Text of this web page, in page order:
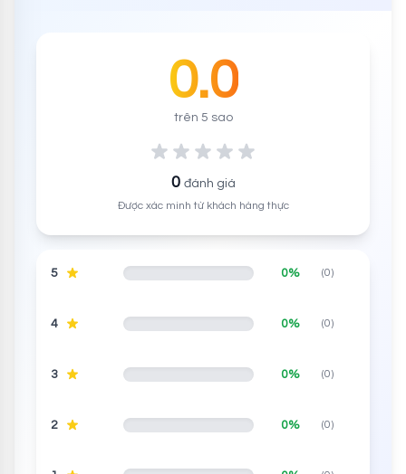
0.0
trên 5 sao
0 đánh giá
Được xác minh từ khách hàng thực
5 0% (0)
4 0% (0)
3 0% (0)
2 0% (0)